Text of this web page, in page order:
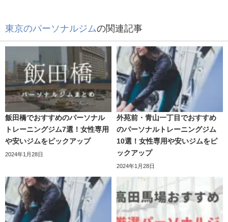
東京のパーソナルジムの関連記事
飯田橋でおすすめのパーソナル
トレーニングジム7選！女性専用
や安いジムをピックアップ
2024年1月28日
外苑前・青山一丁目でおすすめ
のパーソナルトレーニングジム
10選！女性専用や安いジムをピ
ックアップ
2024年1月28日